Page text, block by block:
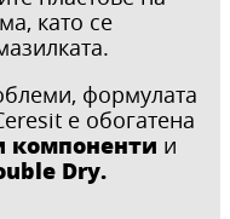
като се
формулата
е обогатена
компоненти и
Dry.